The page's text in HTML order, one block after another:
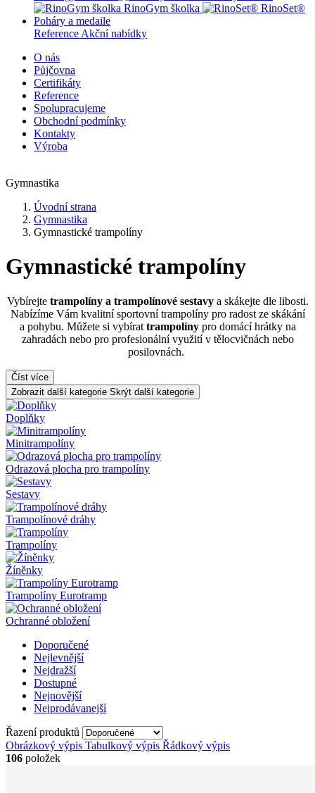
RinoGym školka
RinoSet®
Poháry a medaile
Reference Akční nabídky
O nás
Půjčovna
Certifikáty
Reference
Spolupracujeme
Obchodní podmínky
Kontakty
Výroba
Gymnastika
Úvodní strana
Gymnastika
Gymnastické trampolíny
Gymnastické trampolíny
Vybírejte trampolíny a trampolínové sestavy a skákejte dle libosti.
Nabízíme Vám kvalitní sportovní trampolíny pro radost ze skákání
a pohybu. Můžete si vybírat trampolínypro domácí hrátky na
zahradách nebo pro profesionální využití v tělocvičnách nebo
posilovnách.
Číst více
Zobrazit další kategorie Skrýt další kategorie
Doplňky
Minitrampolíny
Odrazová plocha pro trampolíny
Sestavy
Trampolínové dráhy
Trampolíny
Žíněnky
Trampolíny Eurotramp
Ochranné obložení
Doporučené
Nejlevnější
Nejdražší
Dostupné
Nejnovější
Nejprodávanejší
Řazení produktů
Obrázkový výpis Tabulkový výpis Řádkový výpis
106 položek